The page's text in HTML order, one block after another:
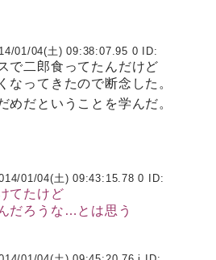
01/04(土) 09:38:07.95 0 ID:
で二郎食ってたんだけど
なってきたので断念した。
めだということを学んだ。
01/04(土) 09:43:15.78 0 ID:
てたけど
だろうな…とは思う